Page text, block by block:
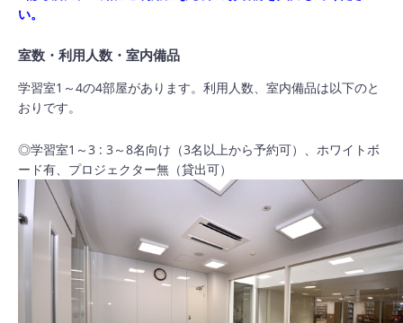
い。
室数・利用人数・室内備品
学習室1～4の4部屋があります。利用人数、室内備品は以下のと
おりです。
◎学習室1～3 : 3～8名向け（3名以上から予約可）、ホワイトボ
ード有、プロジェクター無（貸出可）